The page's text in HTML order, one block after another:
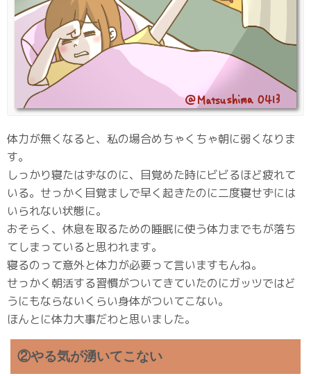
体力が無くなると、私の場合めちゃくちゃ朝に弱くなりま
す。
しっかり寝たはずなのに、目覚めた時にビビるほど疲れて
いる。せっかく目覚ましで早く起きたのに二度寝せずには
いられない状態に。
おそらく、休息を取るための睡眠に使う体力までもが落ち
てしまっていると思われます。
寝るのって意外と体力が必要って言いますもんね。
せっかく朝活する習慣がついてきていたのにガッツではど
うにもならないくらい身体がついてこない。
ほんとに体力大事だわと思いました。
②やる気が湧いてこない